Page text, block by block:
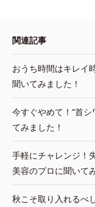
関連記事
おうち時間はキレイ
聞いてみました！
今すぐやめて！“首
てみました！
手軽にチャレンジ！
美容のプロに聞いて
秋こそ取り入れるべ